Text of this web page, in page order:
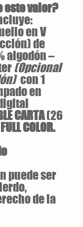
este valor?
en V
de
algodón –
(Opcional
con 1
en
CARTA(26
FULL COLOR.
puede ser
de la